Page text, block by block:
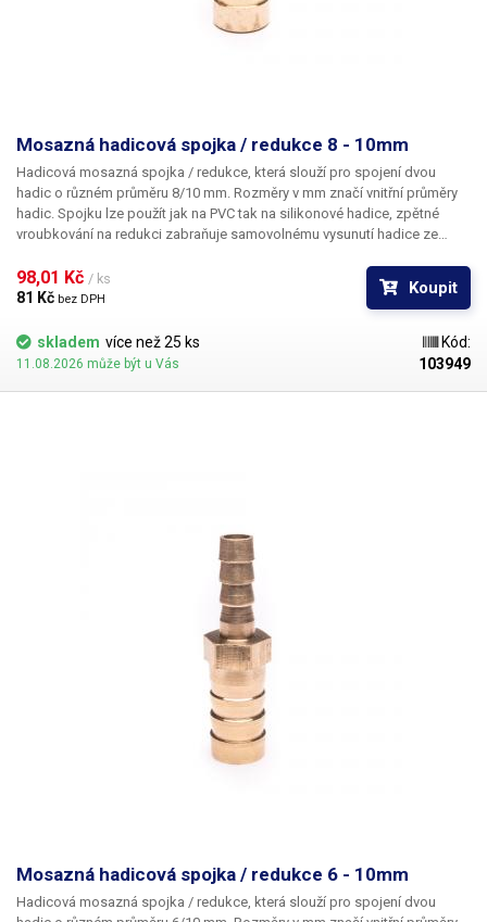
Mosazná hadicová spojka / redukce 8 - 10mm
Hadicová mosazná spojka / redukce, která slouží pro spojení dvou
hadic o různém průměru 8/10 mm. Rozměry v mm značí vnitřní průměry
hadic. Spojku lze použít jak na PVC tak na silikonové hadice, zpětné
vroubkování na redukci zabraňuje samovolnému vysunutí hadice ze
41mm Váha: 10g
98,01 Kč / ks
81 Kč bez DPH
Koupit
skladem více než 25 ks
11.08.2026 může být u Vás
Kód:
103949
Mosazná hadicová spojka / redukce 6 - 10mm
Hadicová mosazná spojka / redukce, která slouží pro spojení dvou